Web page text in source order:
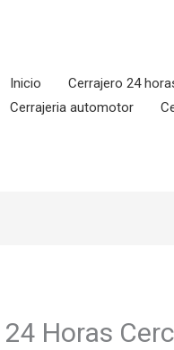
Inicio
Cerrajero 24
Cerrajeria automotor
Horas